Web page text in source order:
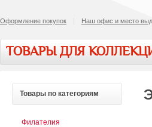
Оформление покупок Наш офис и место
ТОВАРЫ ДЛЯ
Товары по категориям
Филателия